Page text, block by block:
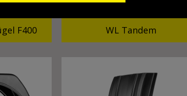
F400 WL Tandem